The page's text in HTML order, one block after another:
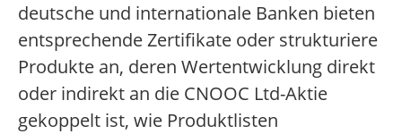
deutsche und internationale Banken bieten
entsprechende Zertifikate oder strukturiere
Produkte an, deren Wertentwicklung direkt
oder indirekt an die CNOOC Ltd-Aktie
gekoppelt ist, wie Produktlisten